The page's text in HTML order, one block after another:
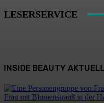
LESERSERVICE
INSIDE BEAUTY AKTUELL